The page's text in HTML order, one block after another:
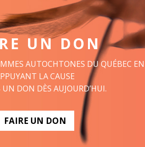
UN DON
AUTOCHTONES DU QUÉBEC EN
LA CAUSE
UN DON DÈS AUJOURD’HUI.
FAIRE UN DON